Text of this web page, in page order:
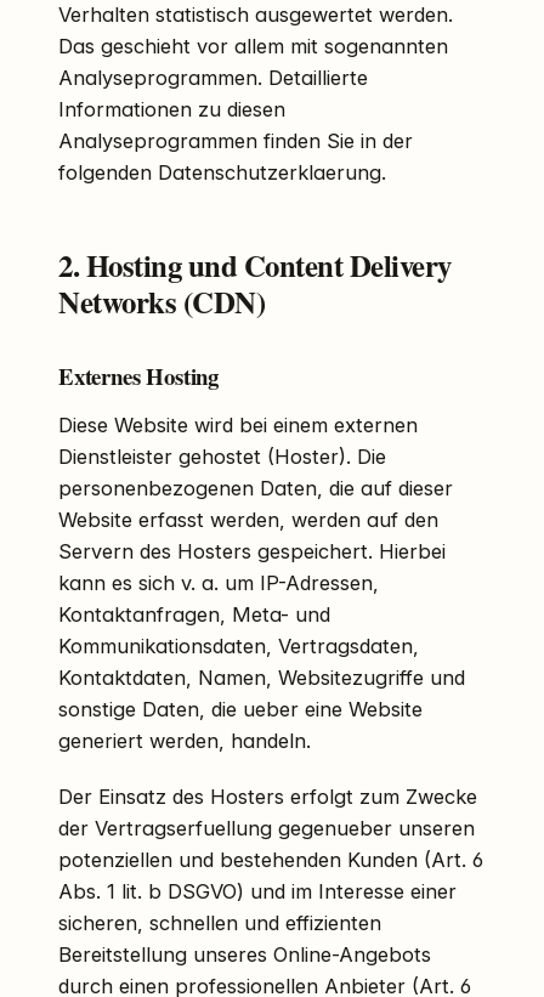
Verhalten statistisch ausgewertet werden.
Das geschieht vor allem mit sogenannten
Analyseprogrammen. Detaillierte
Informationen zu diesen
Analyseprogrammen finden Sie in der
folgenden Datenschutzerklaerung.
2. Hosting und Content Delivery
Networks (CDN)
Externes Hosting
Diese Website wird bei einem externen
Dienstleister gehostet (Hoster). Die
personenbezogenen Daten, die auf dieser
Website erfasst werden, werden auf den
Servern des Hosters gespeichert. Hierbei
kann es sich v. a. um IP-Adressen,
Kontaktanfragen, Meta- und
Kommunikationsdaten, Vertragsdaten,
Kontaktdaten, Namen, Websitezugriffe und
sonstige Daten, die ueber eine Website
generiert werden, handeln.
Der Einsatz des Hosters erfolgt zum Zwecke
der Vertragserfuellung gegenueber unseren
potenziellen und bestehenden Kunden (Art. 6
Abs. 1 lit. b DSGVO) und im Interesse einer
sicheren, schnellen und effizienten
Bereitstellung unseres Online-Angebots
durch einen professionellen Anbieter (Art. 6